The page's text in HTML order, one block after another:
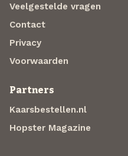
Veelgestelde vragen
Contact
Privacy
Voorwaarden
Partners
Kaarsbestellen.nl
Hopster Magazine